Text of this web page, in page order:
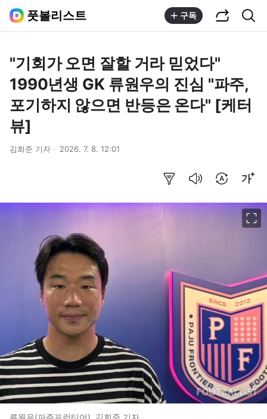
풋볼리스트 구독
"기회가 오면 잘할 거라 믿었다"
1990년생 GK 류원우의 진심 "파주,
포기하지 않으면 반등은 온다" [케터
뷰]
김희준 기자 2026. 7. 8. 12:01
류원우(파주프런티어). 김희준 기자